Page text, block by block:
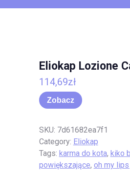
Eliokap Lozione
114,69zł
Zobacz
SKU: 7d61682ea7f1
Category: Eliokap
Tags: karma do kota, kiko
powiększające, oh my